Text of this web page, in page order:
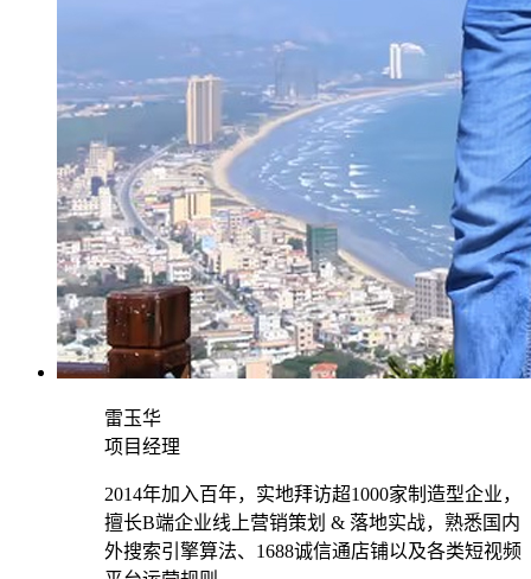
雷玉华
项目经理
2014年加入百年，实地拜访超1000家制造型企业，
擅长B端企业线上营销策划 & 落地实战，熟悉国内
外搜索引擎算法、1688诚信通店铺以及各类短视频